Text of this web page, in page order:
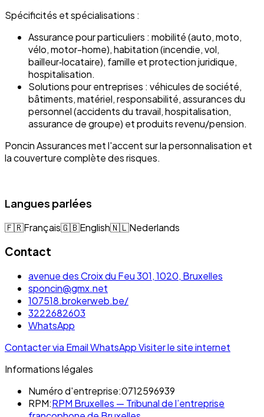
Spécificités et spécialisations :
Assurance pour particuliers : mobilité (auto, moto,
vélo, motor-home), habitation (incendie, vol,
bailleur‑locataire), famille et protection juridique,
hospitalisation.
Solutions pour entreprises : véhicules de société,
bâtiments, matériel, responsabilité, assurances du
personnel (accidents du travail, hospitalisation,
assurance de groupe) et produits revenu/pension.
Poncin Assurances met l'accent sur la personnalisation et
la couverture complète des risques.
Langues parlées
🇫🇷Français🇬🇧English🇳🇱Nederlands
Contact
avenue des Croix du Feu 301, 1020, Bruxelles
sponcin@gmx.net
107518.brokerweb.be/
3222682603
WhatsApp
Contacter via EmailWhatsAppVisiter le site internet
Informations légales
Numéro d'entreprise:0712596939
RPM:RPM Bruxelles — Tribunal de l’entreprise